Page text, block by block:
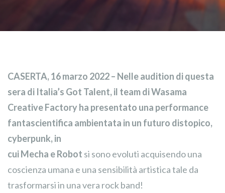
CASERTA, 16 marzo 2022 – Nelle audition di questa
sera di Italia’s Got Talent, il team di Wasama
Creative Factoryha presentato una performance
fantascientifica ambientata in un futuro distopico,
cyberpunk, in
cui Mecha e Robot si sono evoluti acquisendo una
coscienza umana e una sensibilità artistica tale da
trasformarsi in una vera rock band!